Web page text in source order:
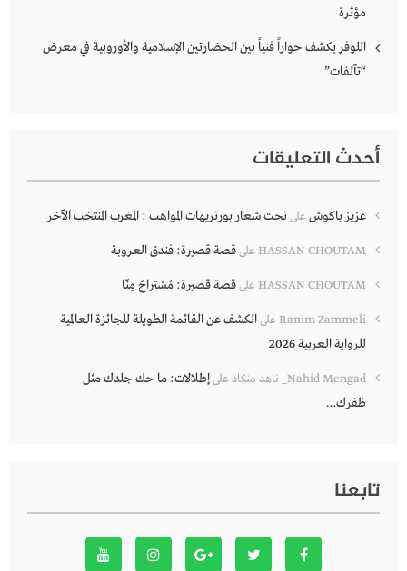
مؤثرة
اللوفر يكشف حواراً فنياً بين الحضارتين الإسلامية والأوروبية في معرض
“تآلفات”
أحدث التعليقات
عزيز باكوش علىتحت شعار بورتريهات المواهب : المغرب المنتخب الآخر
HASSAN CHOUTAM علىقصة قصيرة: فندق العروبة
HASSAN CHOUTAM علىقصة قصيرة: مُسْتراحٌ مِنّا
Ranim Zammeli علىالكشف عن القائمة الطويلة للجائزة العالمية
للرواية العربية 2026
Nahid Mengad_ ناهد منكاد علىإطلالات: ما حك جلدك مثل
ظفرك…
تابعنا